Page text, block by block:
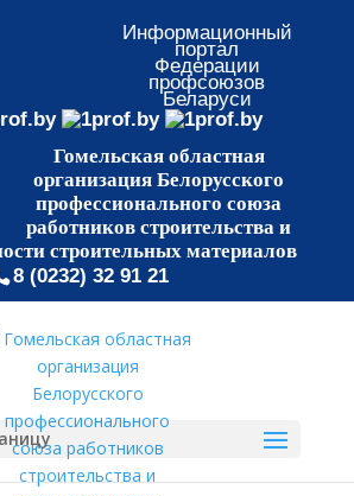
Информационный
портал
Федерации
профсоюзов
Беларуси
Гомельская областная
организация Белорусского
профессионального союза
работников строительства и
строительных материалов
8 (0232) 32 91 21